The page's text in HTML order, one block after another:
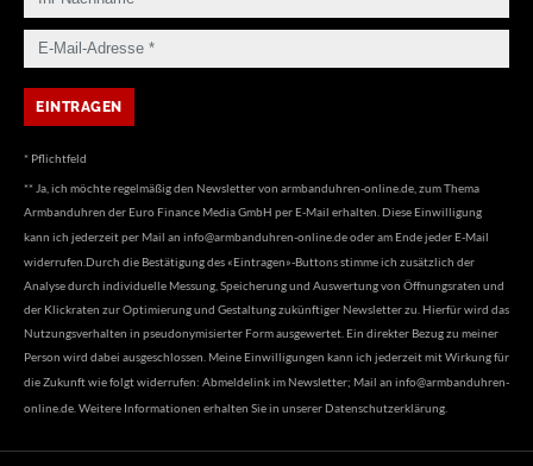
* Pflichtfeld
** Ja, ich möchte regelmäßig den Newsletter von armbanduhren-online.de, zum Thema
Armbanduhren der Euro Finance Media GmbH per E-Mail erhalten. Diese Einwilligung
kann ich jederzeit per Mail an info@armbanduhren-online.deoder am Ende jeder E-Mail
widerrufen.Durch die Bestätigung des «Eintragen»-Buttons stimme ich zusätzlich der
Analyse durch individuelle Messung, Speicherung und Auswertung von Öffnungsraten und
der Klickraten zur Optimierung und Gestaltung zukünftiger Newsletter zu. Hierfür wird das
Nutzungsverhalten in pseudonymisierter Form ausgewertet. Ein direkter Bezug zu meiner
Person wird dabei ausgeschlossen. Meine Einwilligungen kann ich jederzeit mit Wirkung für
die Zukunft wie folgt widerrufen: Abmeldelink im Newsletter; Mail an info@armbanduhren-
online.de . Weitere Informationen erhalten Sie in unserer Datenschutzerklärung